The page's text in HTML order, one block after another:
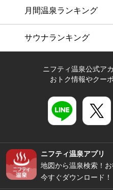
月間温泉ランキング
サウナランキング
ニフティ温泉公式ア
おトク情報やクー
ニフティ温泉アプリ
地図から温泉検索！
今すぐダウンロード！